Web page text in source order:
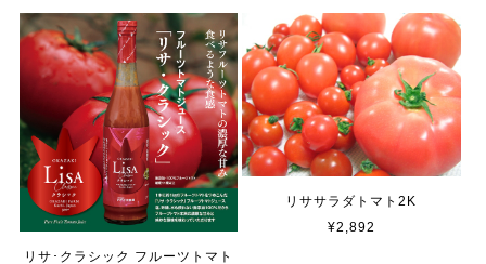
リサ･クラシック フルーツトマト
リササラダトマト2K
¥2,892